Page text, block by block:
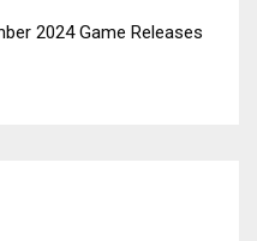
2024 Game Releases